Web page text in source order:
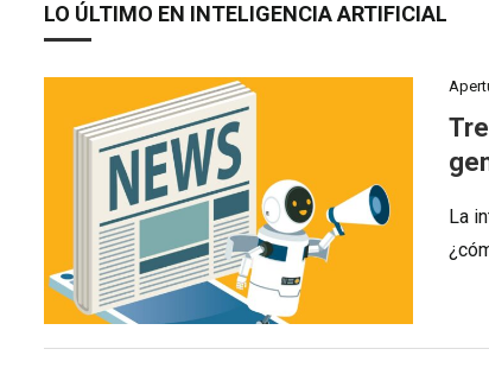
LO ÚLTIMO EN INTELIGENCIA ARTIFICIAL
La